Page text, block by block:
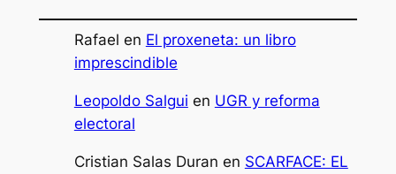
Rafael en El proxeneta: un libro
imprescindible
Leopoldo Salgui en UGR y reforma
electoral
Cristian Salas Duran en SCARFACE: EL